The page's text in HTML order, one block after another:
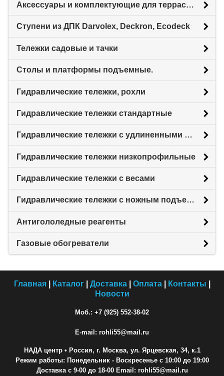
Аксессуары и комплектующие для террасной доски
Ступени из ДПК Darvolex, Deckron, Ecodeck
Тележки садовые и тачки
Столы и платформы подъемные.
Гидравлические тележки, рохли
Гидравлические тележки стандартные
Гидравлические тележки с удлиненными вилами
Гидравлические тележки низкопрофильные
Гидравлические тележки с весами
Гидравлические тележки с ножным подъемом
Антигололедные реагенты
Газовые обогреватели
Главная| Каталог| Доставка| Оплата| Контакты
Новости
Моб.: +7 (925) 552-38-02
E-mail: rohli55@mail.ru
НАДА центр• Россия, г. Москва, ул. Ярцевская, 34, к.1
Режим работы: Понедельник - Воскресенье с 10:00 до 19:00
Доставка с 9-00 до 18-00 Email: rohli55@mail.ru